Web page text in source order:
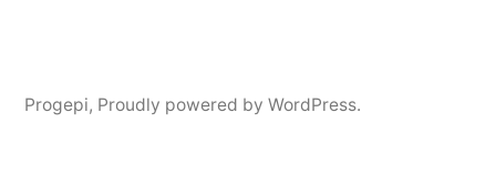
Progepi, Proudly powered by WordPress.